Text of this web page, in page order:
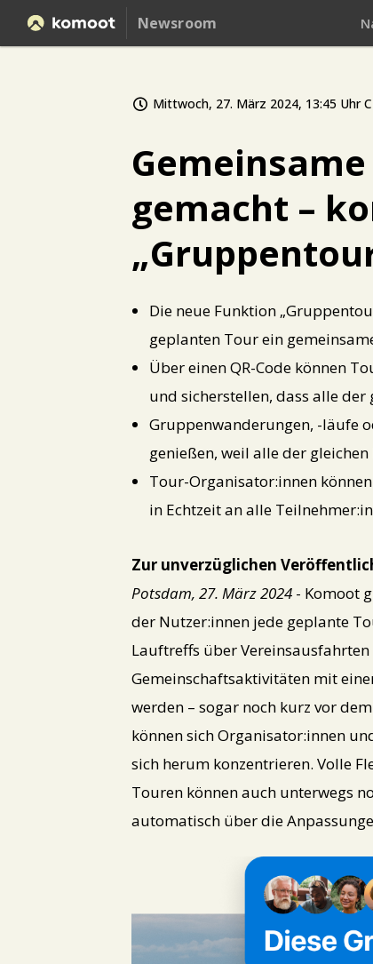
Newsroom
Mittwoch, 27. März 2024, 13:45 Uhr
gemacht –
Die neue Funktion
geplanten Tour ein
Über einen QR-Code können
und sicherstellen, dass alle
Gruppenwanderungen, -läufe
genießen, weil alle der
Tour-Organisator:innen
in Echtzeit an alle
Zur unverzüglichen
Potsdam, 27. März 2024 - Komoot
der Nutzer:innen jede geplante
Lauftreffs über
Gemeinschaftsaktivitäten mit
werden – sogar noch kurz vor
können sich Organisator:innen
sich herum konzentrieren. Volle
Touren können auch unterwegs
automatisch über die